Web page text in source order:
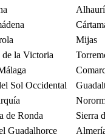
Mijas
la Victoria
Sol Occidental
de Ronda
Sierra
Guadalhorce